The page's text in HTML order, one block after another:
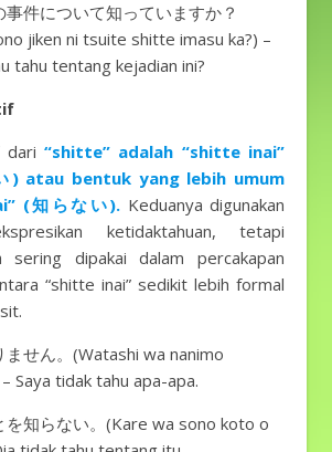
事件について知っていますか？
jiken ni tsuite shitte imasu ka?) –
tahu tentang kejadian ini?
dari “shitte” adalah “shitte inai”
) atau bentuk yang lebih umum
(知らない). Keduanya digunakan
ketidaktahuan, tetapi
sering dipakai dalam percakapan
“shitte inai” sedikit lebih formal
ません。(Watashi wa nanimo
Saya tidak tahu apa-apa.
を知らない。(Kare wa sono koto o